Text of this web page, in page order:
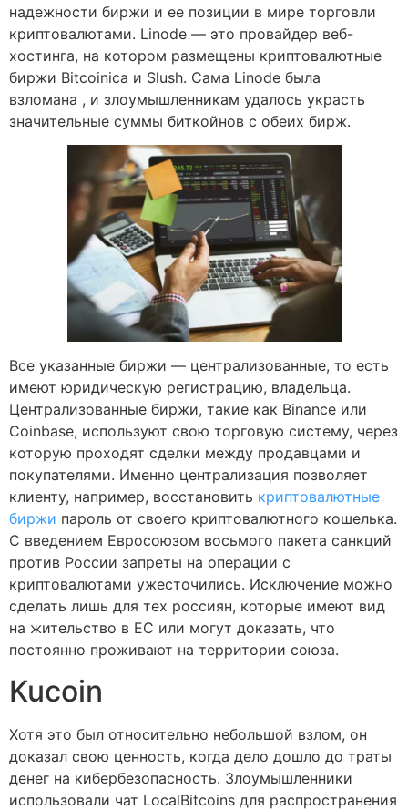
надежности биржи и ее позиции в мире торговли
криптовалютами. Linode — это провайдер веб-
хостинга, на котором размещены криптовалютные
биржи Bitcoinica и Slush. Сама Linode была
взломана , и злоумышленникам удалось украсть
значительные суммы биткойнов с обеих бирж.
Все указанные биржи — централизованные, то есть
имеют юридическую регистрацию, владельца.
Централизованные биржи, такие как Binance или
Coinbase, используют свою торговую систему, через
которую проходят сделки между продавцами и
покупателями. Именно централизация позволяет
клиенту, например, восстановить криптовалютные
биржи пароль от своего криптовалютного кошелька.
С введением Евросоюзом восьмого пакета санкций
против России запреты на операции с
криптовалютами ужесточились. Исключение можно
сделать лишь для тех россиян, которые имеют вид
на жительство в ЕС или могут доказать, что
постоянно проживают на территории союза.
Kucoin
Хотя это был относительно небольшой взлом, он
доказал свою ценность, когда дело дошло до траты
денег на кибербезопасность. Злоумышленники
использовали чат LocalBitcoins для распространения